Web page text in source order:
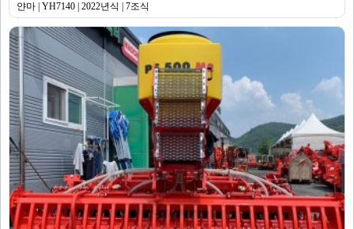
얀마 | YH7140 | 2022년식 | 7조식